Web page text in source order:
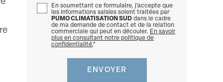
En soumettant ce formulaire, j'accepte que
les informations saisies soient traitées par
PUMO CLIMATISATION SUD dans le cadre
de ma demande de contact et de la relation
commerciale qui peut en découler. En savoir
plus en consultant notre politique de
confidentialité.*